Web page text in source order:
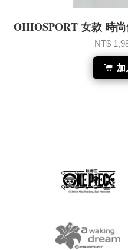
OHIOSPORT 女款 時
NT$
加